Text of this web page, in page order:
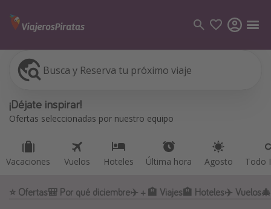
Busca y Reserva tu próximo viaje
¡Déjate inspirar!
Ofertas seleccionadas por nuestro equipo
Vacaciones Vuelos Hoteles Última hora Agosto Todo
Vacaciones
Vuelos
Viajes
⭐️ Ofertas🎒 Por qué diciembre✈️ + 🏨 Viajes🏨 Hoteles✈️ Vuelos